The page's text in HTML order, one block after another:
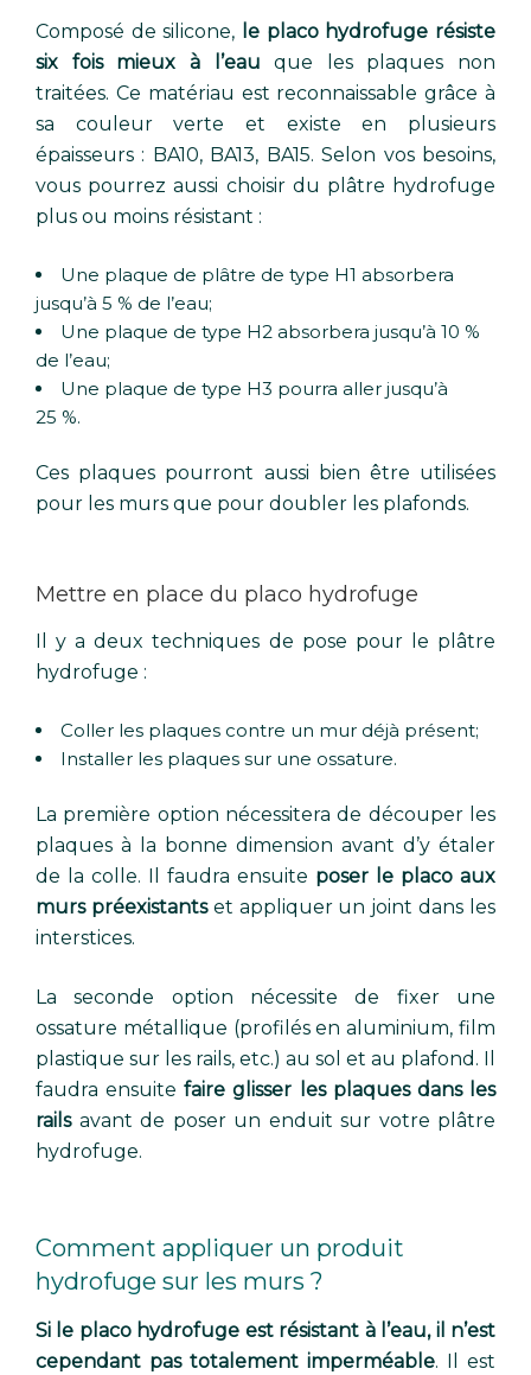
Composé de silicone, le placo hydrofuge résiste
six fois mieux à l’eau que les plaques non
traitées. Ce matériau est reconnaissable grâce à
sa couleur verte et existe en plusieurs
épaisseurs : BA10, BA13, BA15. Selon vos besoins,
vous pourrez aussi choisir du plâtre hydrofuge
plus ou moins résistant :
Une plaque de plâtre de type H1 absorbera
jusqu’à 5 % de l’eau;
Une plaque de type H2 absorbera jusqu’à 10 %
de l’eau;
Une plaque de type H3 pourra aller jusqu’à
25 %.
Ces plaques pourront aussi bien être utilisées
pour les murs que pour doubler les plafonds.
Mettre en place du placo hydrofuge
Il y a deux techniques de pose pour le plâtre
hydrofuge :
Coller les plaques contre un mur déjà présent;
Installer les plaques sur une ossature.
La première option nécessitera de découper les
plaques à la bonne dimension avant d’y étaler
de la colle. Il faudra ensuite poser le placo aux
murs préexistantset appliquer un joint dans les
interstices.
La seconde option nécessite de fixer une
ossature métallique (profilés en aluminium, film
plastique sur les rails, etc.) au sol et au plafond. Il
faudra ensuitefaire glisser les plaques dans les
railsavant de poser un enduit sur votre plâtre
hydrofuge.
Comment appliquer un produit
hydrofuge sur les murs ?
Si le placo hydrofuge est résistant à l’eau, il n’est
cependant pas totalement imperméable. Il est